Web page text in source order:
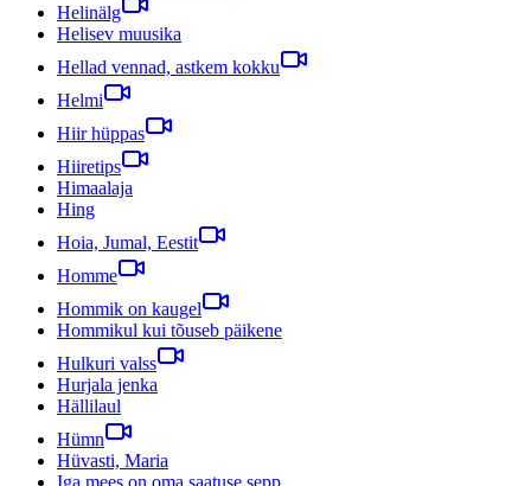
Helinälg
Helisev muusika
Hellad vennad, astkem kokku
Helmi
Hiir hüppas
Hiiretips
Himaalaja
Hing
Hoia, Jumal, Eestit
Homme
Hommik on kaugel
Hommikul kui tõuseb päikene
Hulkuri valss
Hurjala jenka
Hällilaul
Hümn
Hüvasti, Maria
Iga mees on oma saatuse sepp